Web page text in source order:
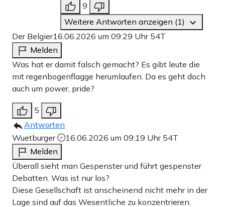
9
Weitere Antworten anzeigen (1)
Der Belgier16.06.2026 um 09:29 Uhr 54T
Melden
Was hat er damit falsch gemacht? Es gibt leute die
mit regenbogenflagge herumlaufen. Da es geht doch
auch um power, pride?
5
Antworten
Wuetburger
16.06.2026 um 09:19 Uhr 54T
Melden
Überall sieht man Gespenster und führt gespenster
Debatten. Was ist nur los?
Diese Gesellschaft ist anscheinend nicht mehr in der
Lage sind auf das Wesentliche zu konzentrieren.